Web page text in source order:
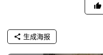
题
生成海报